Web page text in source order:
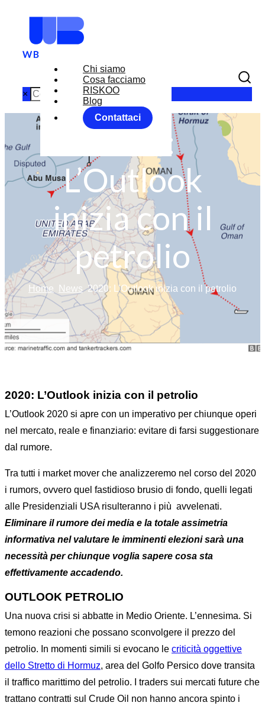
Chi siamo
Cosa facciamo
RISKOO
Blog
Contattaci
×
2020:
L’Outlook
inizia con il
petrolio
Home News 2020: L’Outlook inizia con il petrolio
2020: L’Outlook inizia con il petrolio
L’Outlook 2020 si apre con un imperativo per chiunque operi
nel mercato, reale e finanziario: evitare di farsi suggestionare
dal rumore.
Tra tutti i market mover che analizzeremo nel corso del 2020
i rumors, ovvero quel fastidioso brusio di fondo, quelli legati
alle Presidenziali USA risulteranno i più avvelenati.
Eliminare il rumore dei media e la totale assimetria
informativa nel valutare le imminenti elezioni sarà una
necessità per chiunque voglia sapere cosa sta
effettivamente accadendo.
OUTLOOK PETROLIO
Una nuova crisi si abbatte in Medio Oriente. L’ennesima. Si
temono reazioni che possano sconvolgere il prezzo del
petrolio. In momenti simili si evocano le criticità oggettive
dello Stretto di Hormuz, area del Golfo Persico dove transita
il traffico marittimo del petrolio. I traders sui mercati future che
trattano contratti sul Crude Oil non hanno ancora spinto i